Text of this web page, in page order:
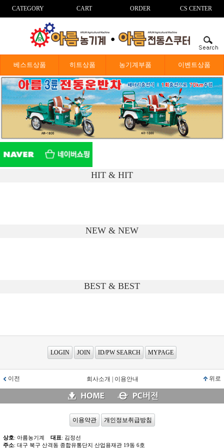
CATEGORY CART ORDER CS CENTER
베스트상품 히트상품 농기계부품 이벤트상품
HIT & HIT
NEW & NEW
BEST & BEST
LOGIN JOIN ID/PW SEARCH MYPAGE
이전 회사소개 이용안내 위로
이용약관 개인정보취급방침
상호: 아름농기계 대표: 김정선
주소: 대구 북구 산격동 종합유통단지 산업용재관 19동 6호